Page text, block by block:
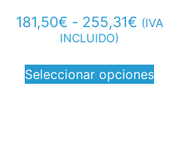
181,50€ - 255,31€ (IVA
INCLUIDO)
Seleccionar opciones